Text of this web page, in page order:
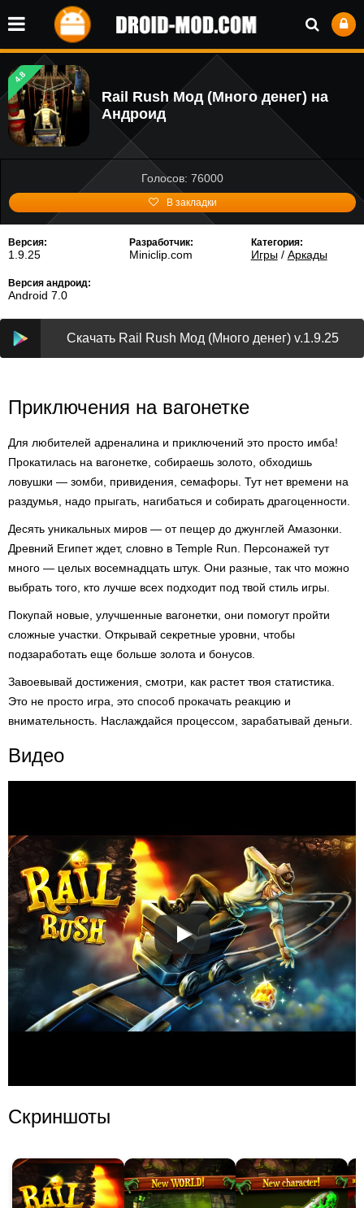
4.8
Rail Rush Мод (Много денег) на
Андроид
Голосов: 76000
В закладки
Версия:
1.9.25
Разработчик:
Miniclip.com
Категория:
Игры/ Аркады
Версия андроид:
Android 7.0
Скачать Rail Rush Мод (Много денег) v.1.9.25
Приключения на вагонетке
Для любителей адреналина и приключений это просто имба!
Прокатилась на вагонетке, собираешь золото, обходишь
ловушки — зомби, привидения, семафоры. Тут нет времени на
раздумья, надо прыгать, нагибаться и собирать драгоценности.
Десять уникальных миров — от пещер до джунглей Амазонки.
Древний Египет ждет, словно в Temple Run. Персонажей тут
много — целых восемнадцать штук. Они разные, так что можно
выбрать того, кто лучше всех подходит под твой стиль игры.
Покупай новые, улучшенные вагонетки, они помогут пройти
сложные участки. Открывай секретные уровни, чтобы
подзаработать еще больше золота и бонусов.
Завоевывай достижения, смотри, как растет твоя статистика.
Это не просто игра, это способ прокачать реакцию и
внимательность. Наслаждайся процессом, зарабатывай деньги.
Видео
Скриншоты